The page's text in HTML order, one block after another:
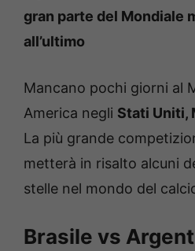
gran parte del Mondiale
all’ultimo
Mancano pochi giorni al
America negli Stati Uniti,
La più grande
metterà in risalto alcuni
stelle nel mondo del
Brasile vs